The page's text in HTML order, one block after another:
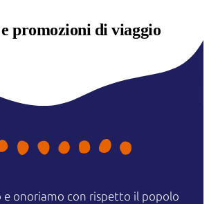
epromozioni di viaggio
e onoriamo con rispetto il popolo